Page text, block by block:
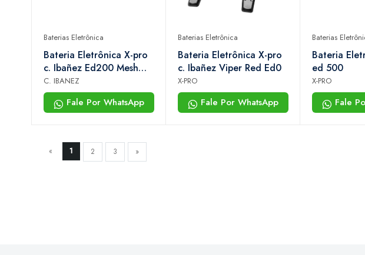
Baterias Eletrônica
Bateria Eletrônica X-pro
c. Ibañez Ed200 Mesh
Pads Dual Zone Com 2
Tons, 2 Surdos e Pratos
Choke
C. IBANEZ
Fale Por WhatsApp
Baterias Eletrônica
Bateria Eletrônica X-pro
c. Ibañez Viper Red Ed0
X-PRO
Fale Por WhatsApp
Baterias
Bateria
ed 500
X-PRO
Fale
« 1 2 3 »